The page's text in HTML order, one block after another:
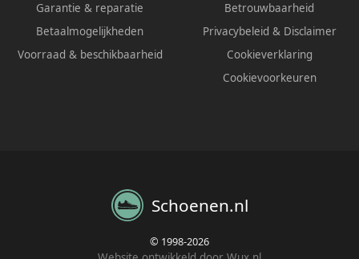
Garantie & reparatie
Betaalmogelijkheden
Voorraad & beschikbaarheid
Betrouwbaarheid
Privacybeleid & Disclaimer
Cookieverklaring
Cookievoorkeuren
Schoenen.nl
© 1998-2026